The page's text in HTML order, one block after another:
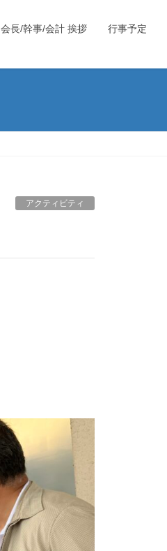
会長/幹事/会計 挨拶 行事予定
アクティビティ